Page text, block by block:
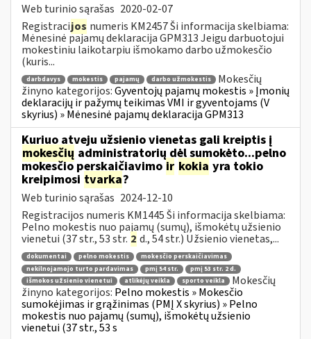
Web turinio sąrašas 2020-02-07
Registracijos numeris KM2457 Ši informacija skelbiama:
Mėnesinė pajamų deklaracija GPM313 Jeigu darbuotojui
mokestiniu laikotarpiu išmokamo darbo užmokesčio
(kuris...
darbdavys mokestis pajamų darbo užmokestis
Mokesčių
žinyno kategorijos:Gyventojų pajamų mokestis » Įmonių
deklaracijų ir pažymų teikimas VMI ir gyventojams (V
skyrius) » Mėnesinė pajamų deklaracija GPM313
Kuriuo atveju užsienio vienetas gali kreiptis į
mokesčių administratorių dėl sumokėto...pelno
mokesčio perskaičiavimo ir kokia yra tokio
kreipimosi tvarka?
Web turinio sąrašas 2024-12-10
Registracijos numeris KM1445 Ši informacija skelbiama:
Pelno mokestis nuo pajamų (sumų), išmokėtų užsienio
vienetui (37 str., 53 str. 2 d., 54 str.) Užsienio vienetas,...
dokumentai pelno mokestis
mokesčio perskaičiavimas
nekilnojamojo turto pardavimas
pmį 54 str.
pmį 53 str. 2 d.
išmokos užsienio vienetui
atlikėjų veikla sporto veikla
Mokesčių
žinyno kategorijos: Pelno mokestis » Mokesčio
sumokėjimas ir grąžinimas (PMĮ X skyrius) » Pelno
mokestis nuo pajamų (sumų), išmokėtų užsienio
vienetui (37 str., 53 s